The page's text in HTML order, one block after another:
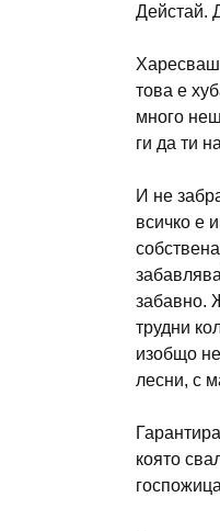
Дейстай.
Харесваш
това е
много
ги да ти
И не
всичко е
забавно.
трудни
изобщо
лесни, с
която